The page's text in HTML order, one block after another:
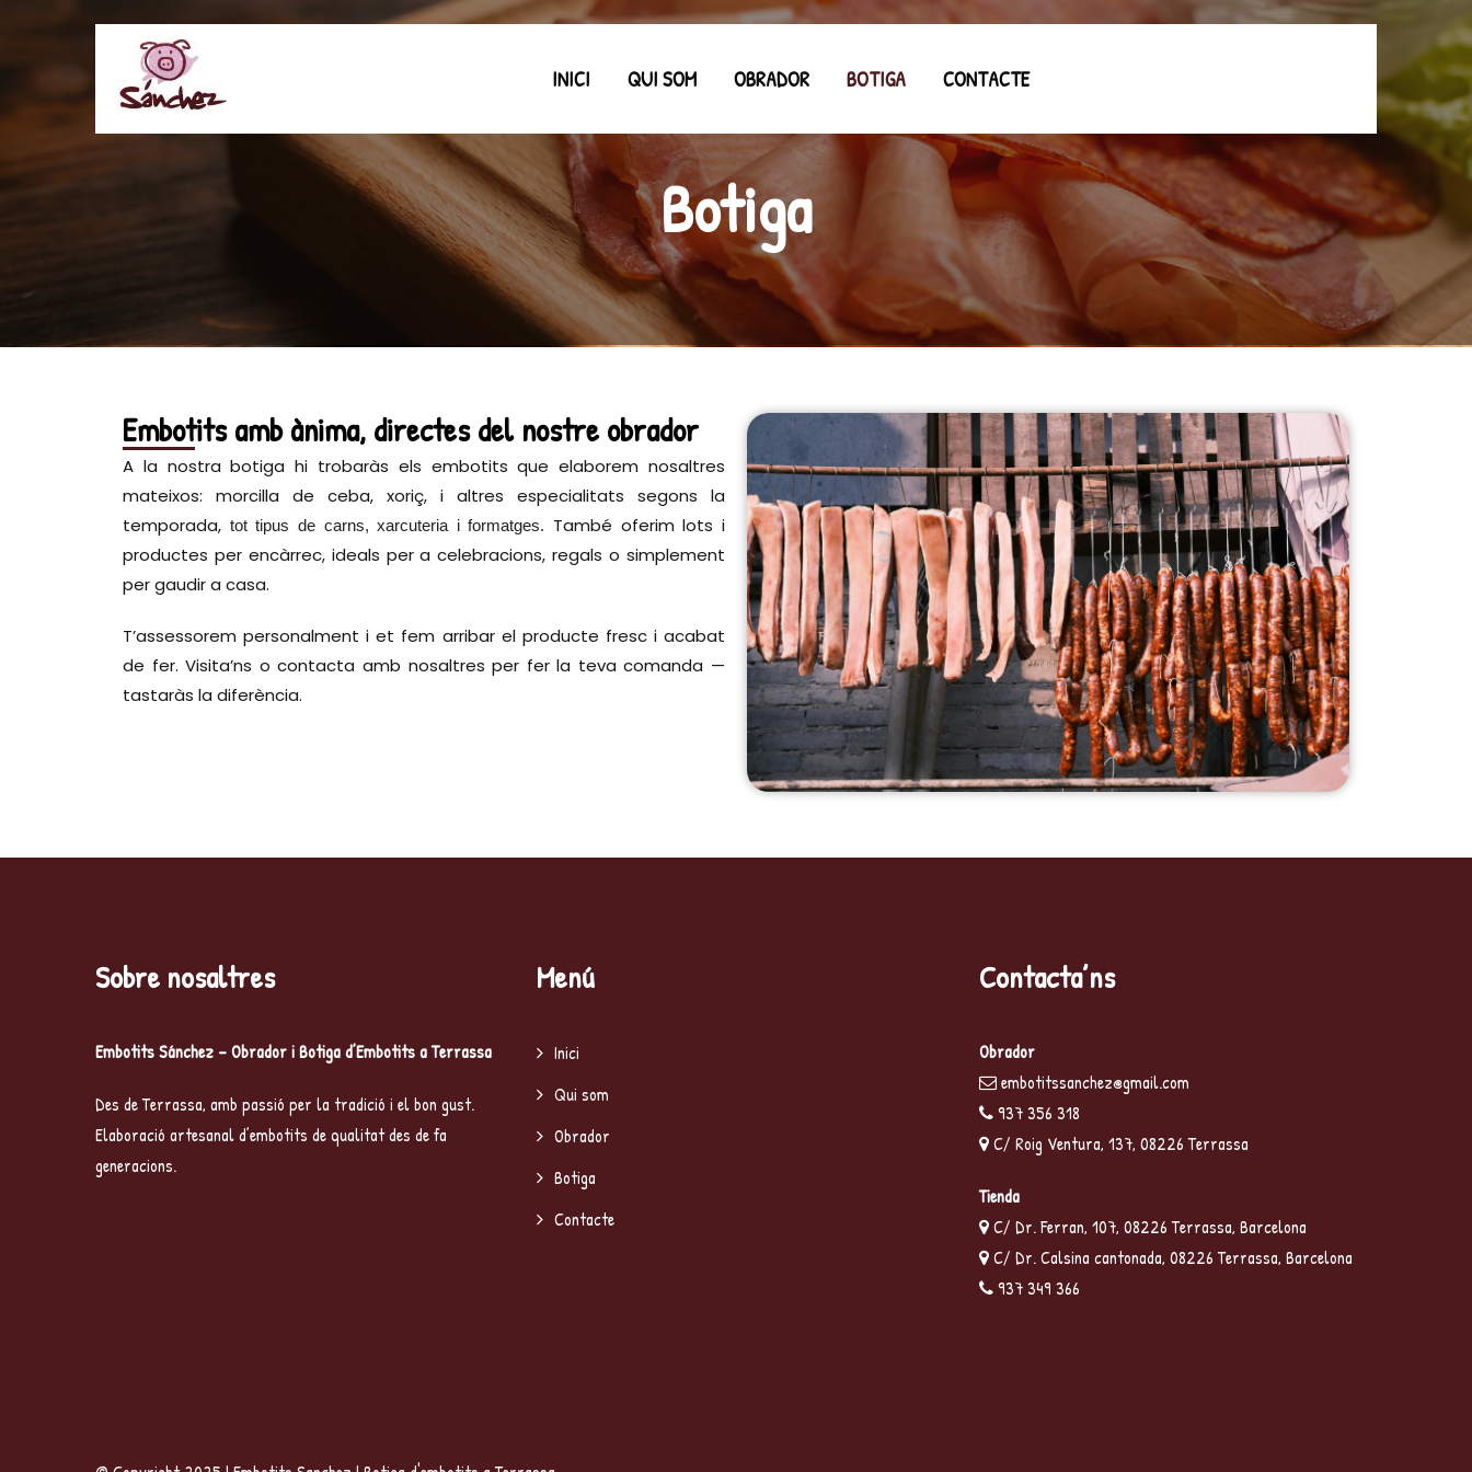
INICI QUI SOM OBRADOR BOTIGA CONTACTE
Botiga
Embotits amb ànima, directes del nostre obrador
A la nostra botiga hi trobaràs els embotits que elaborem nosaltres
mateixos: morcilla de ceba, xoriç, i altres especialitats segons la
temporada, tot tipus de carns, xarcuteria i formatges. També oferim lots i
productes per encàrrec, ideals per a celebracions, regals o simplement
per gaudir a casa.
T’assessorem personalment i et fem arribar el producte fresc i acabat
de fer. Visita’ns o contacta amb nosaltres per fer la teva comanda —
tastaràs la diferència.
Sobre nosaltres
Embotits Sánchez – Obrador i Botiga d’Embotits a Terrassa
Des de Terrassa, amb passió per la tradició i el bon gust.
Elaboració artesanal d’embotits de qualitat des de fa
generacions.
Menú
Inici
Qui som
Obrador
Botiga
Contacte
Contacta’ns
Obrador
embotitssanchez@gmail.com
937 356 318
C/ Roig Ventura, 137, 08226 Terrassa
Tienda
C/ Dr. Ferran, 107, 08226 Terrassa, Barcelona
C/ Dr. Calsina cantonada, 08226 Terrassa, Barcelona
937 349 366